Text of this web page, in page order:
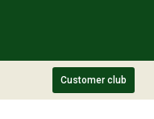
Customer club